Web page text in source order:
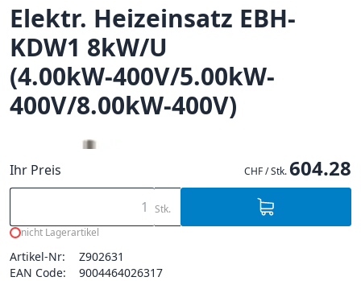
Elektr. Heizeinsatz EBH-
KDW1 8kW/U
(4.00kW-400V/5.00kW-
400V/8.00kW-400V)
Ihr Preis CHF / Stk.604.28
Stk.
nicht Lagerartikel
Artikel-Nr:
Z902631
EAN Code:
9004464026317